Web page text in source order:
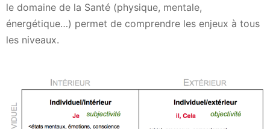
le domaine de la Santé (physique, mentale,
énergétique…) permet de comprendre les enjeux à tous
les niveaux.